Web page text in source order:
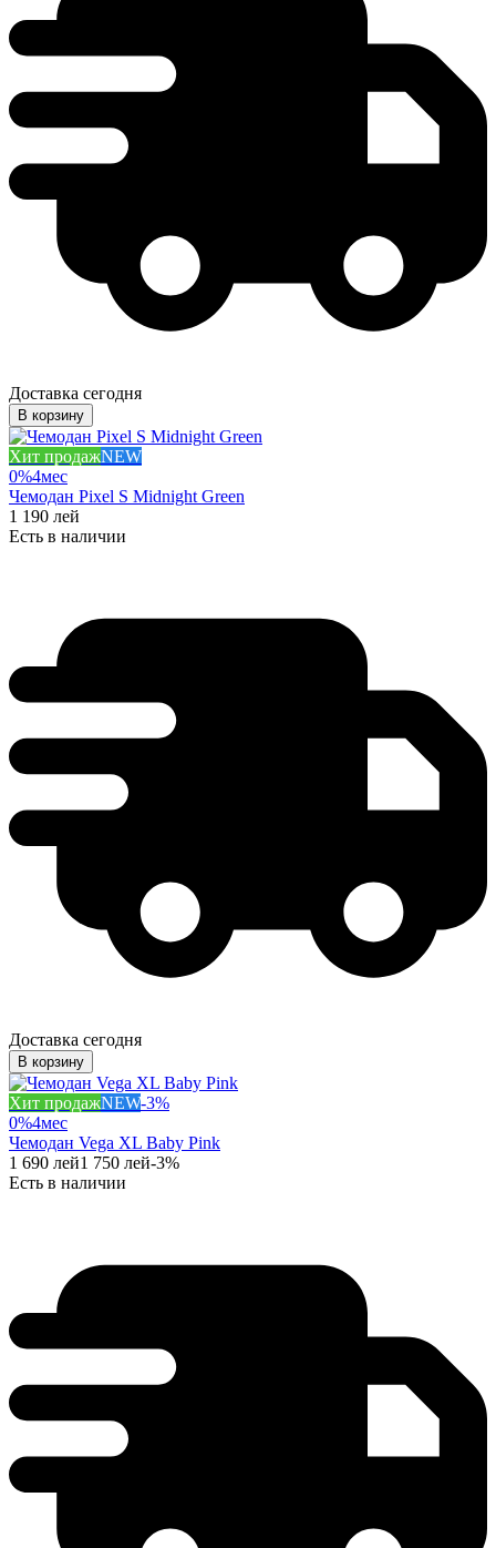
Доставка сегодня
В корзину
Хит продажNEW
0%4мес
Чемодан Pixel S Midnight Green
1 190 лей
Есть в наличии
Доставка сегодня
В корзину
Хит продажNEW-3%
0%4мес
Чемодан Vega XL Baby Pink
1 690 лей1 750 лей-3%
Есть в наличии